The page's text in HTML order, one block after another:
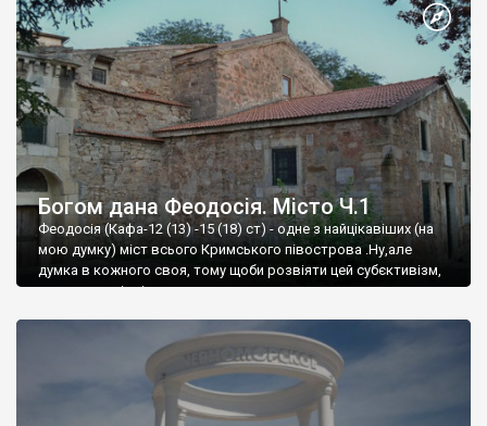
Богом дана Феодосія. Місто Ч.1
Феодосія (Кафа-12 (13) -15 (18) ст) - одне з найцікавіших (на
мою думку) міст всього Кримського півострова .Ну,але
думка в кожного своя, тому щоби розвіяти цей субєктивізм,
запрошую відвідати це